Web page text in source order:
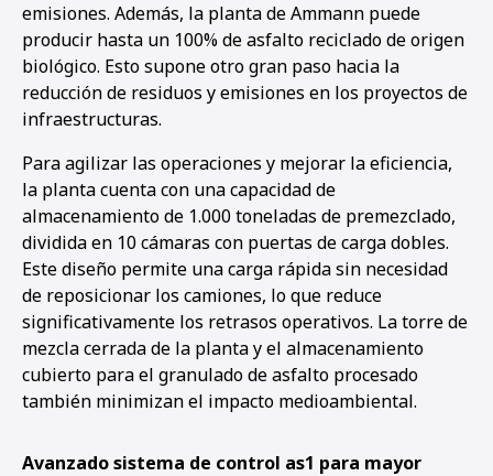
emisiones. Además, la planta de Ammann puede
producir hasta un 100% de asfalto reciclado de origen
biológico. Esto supone otro gran paso hacia la
reducción de residuos y emisiones en los proyectos de
infraestructuras.
Para agilizar las operaciones y mejorar la eficiencia,
la planta cuenta con una capacidad de
almacenamiento de 1.000 toneladas de premezclado,
dividida en 10 cámaras con puertas de carga dobles.
Este diseño permite una carga rápida sin necesidad
de reposicionar los camiones, lo que reduce
significativamente los retrasos operativos. La torre de
mezcla cerrada de la planta y el almacenamiento
cubierto para el granulado de asfalto procesado
también minimizan el impacto medioambiental.
Avanzado sistema de control as1 para mayor